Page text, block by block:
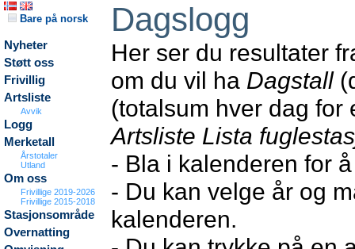
Bare på norsk
Nyheter
Støtt oss
Frivillig
Artsliste
Avvik
Logg
Merketall
Årstotaler
Utland
Om oss
Frivillige 2019-2026
Frivillige 2015-2018
Stasjonsområde
Overnatting
Dagslogg
Her ser du resultater
om du vil ha Dagstall
(totalsum hver dag
Artsliste Lista
- Bla i kalenderen for
- Du kan velge år og
kalenderen.